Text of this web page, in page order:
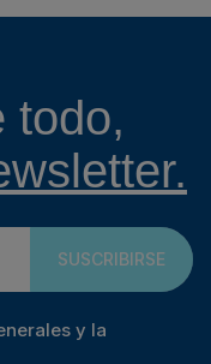
todo,
SUSCRIBIRSE
y la